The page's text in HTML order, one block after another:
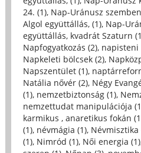
24. (1), Nap-Uránusz
Algol együttállás, (1), Nap-
együttállás, kvadrát Szaturn
Napfogyatkozás (2), napisteni
Napkeleti bölcsek (2),
Napszentület (1),
Natália nővér (2), Négy
(1), nemzetbiztonság (1),
nemzettudat manipulációja
karmikus , anaretikus fokán
(1), névmágia (1), Névmisztika
(1), Nimród (1), Női energia (1)